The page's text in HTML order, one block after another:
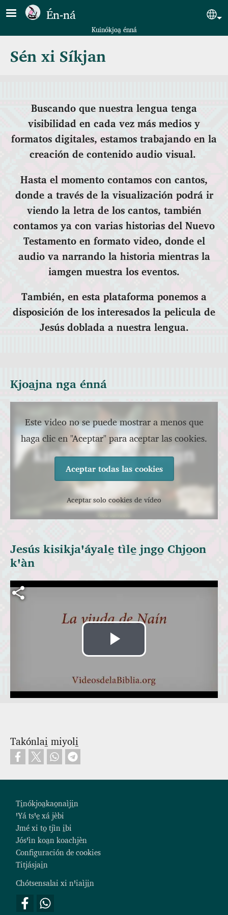
Pasar al contenido principal
Én‑ná
Kuinókjoa̱ énná
Sén xi Síkjan
Buscando que nuestra lengua tenga
visibilidad en cada vez más medios y
formatos digitales, estamos trabajando en la
creación de contenido audio visual.
Hasta el momento contamos con cantos,
donde a través de la visualización podrá ir
viendo la letra de los cantos, también
contamos ya con varias historias del Nuevo
Testamento en formato video, donde el
audio va narrando la historia mientras la
iamgen muestra los eventos.
También, en esta plataforma ponemos a
disposición de los interesados la pelicula de
Jesús doblada a nuestra lengua.
Este video no se puede mostrar a menos que
haga clic en "Aceptar" para aceptar las cookies.
Aceptar todas las cookies
Aceptar solo cookies de vídeo
Kjoa̱jna nga énná
Archivo de vídeo
Reproducir
Vídeo
Jesús kisikjaꞌáyale̱ tìle̱ jngo̱ Chjo̱on
kꞌàn
Takónlai̱ miyoli̱
Ti̱nókjoa̱kao̱naìji̱n
ꞌYá tsꞌe̱ xá jèbi
Jmé xi to̱ tjìn i̱bi
Jósꞌìn koa̱n koachjèn
Configuración de cookies
Titjásjai̱n
Chótsensalai xi nꞌiaìji̱n